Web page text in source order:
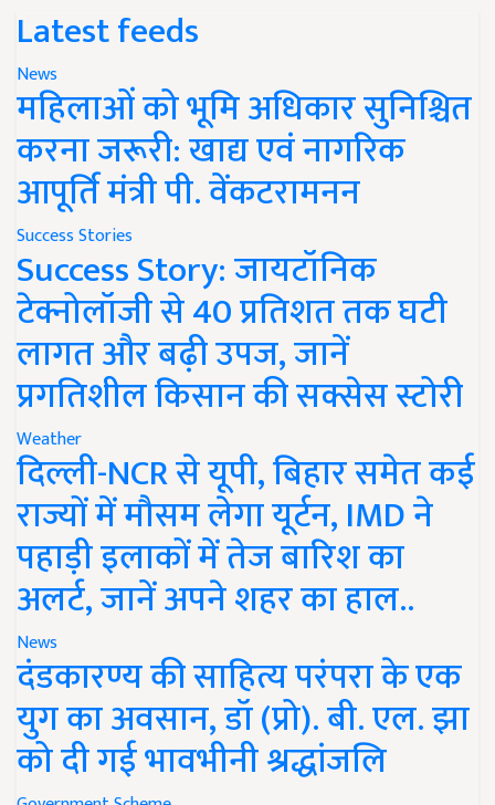
Latest feeds
News
महिलाओं को भूमि अधिकार सुनिश्चित
करना जरूरी: खाद्य एवं नागरिक
आपूर्ति मंत्री पी. वेंकटरामनन
Success Stories
Success Story: जायटॉनिक
टेक्नोलॉजी से 40 प्रतिशत तक घटी
लागत और बढ़ी उपज, जानें
प्रगतिशील किसान की सक्सेस स्टोरी
Weather
दिल्ली-NCR से यूपी, बिहार समेत कई
राज्यों में मौसम लेगा यूर्टन, IMD ने
पहाड़ी इलाकों में तेज बारिश का
अलर्ट, जानें अपने शहर का हाल..
News
दंडकारण्य की साहित्य परंपरा के एक
युग का अवसान, डॉ (प्रो). बी. एल. झा
को दी गई भावभीनी श्रद्धांजलि